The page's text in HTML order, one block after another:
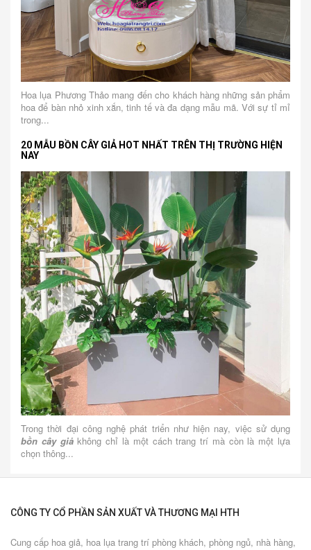
Hoa lụa Phương Thảo mang đến cho khách hàng những sản phẩm
hoa để bàn nhỏ xinh xắn, tinh tế và đa dạng mẫu mã. Với sự tỉ mỉ
trong...
20 MẪU BỒN CÂY GIẢ HOT NHẤT TRÊN THỊ TRƯỜNG HIỆN
NAY
Trong thời đại công nghệ phát triển như hiện nay, việc sử dụng
bồn cây giảkhông chỉ là một cách trang trí mà còn là một lựa
chọn thông...
CÔNG TY CỔ PHẦN SẢN XUẤT VÀ THƯƠNG MẠI HTH
Cung cấp hoa giả, hoa lụa trang trí phòng khách, phòng ngủ, nhà hàng,